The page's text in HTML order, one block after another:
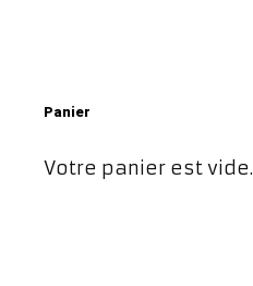
Panier
Votre panier est vide.